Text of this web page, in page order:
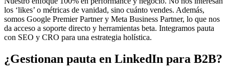
los ‘likes’ o métricas de vanidad, sino cuánto vendes. Además,
somos Google Premier Partner y Meta Business Partner, lo que nos
da acceso a soporte directo y herramientas beta. Integramos pauta
con SEO y CRO para una estrategia holística.
¿Gestionan pauta en LinkedIn para B2B?